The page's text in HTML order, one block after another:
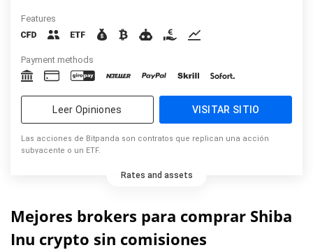
Features
Payment methods
Leer Opiniones VISITAR SITIO
Las acciones de Bitpanda son contratos que replican una acción
subyacente o un ETF.
Rates and assets
Mejores brokers para comprar Shiba
Inu crypto sin comisiones